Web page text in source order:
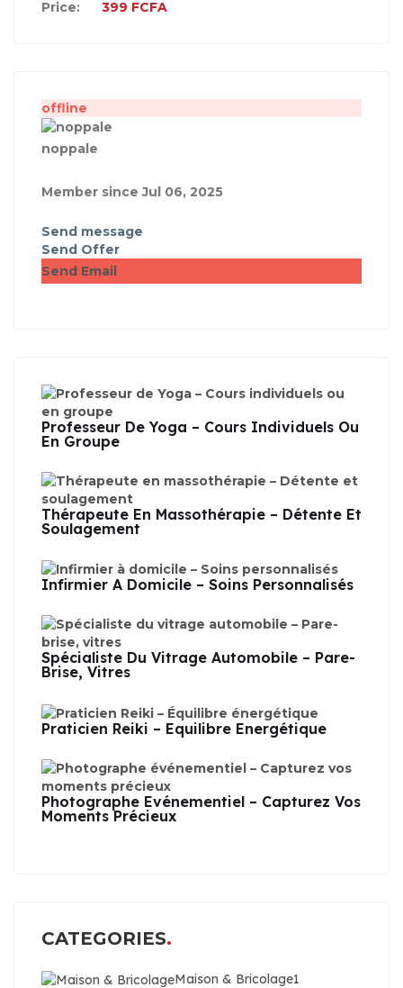
Price: 399 FCFA
offline
noppale
Member since Jul 06, 2025
Send message
Send Offer
Send Email
Professeur De Yoga – Cours Individuels Ou
En Groupe
Thérapeute En Massothérapie – Détente Et
Soulagement
Infirmier À Domicile – Soins Personnalisés
Spécialiste Du Vitrage Automobile – Pare-
Brise, Vitres
Praticien Reiki – Équilibre Énergétique
Photographe Événementiel – Capturez Vos
Moments Précieux
CATEGORIES
Maison & Bricolage1